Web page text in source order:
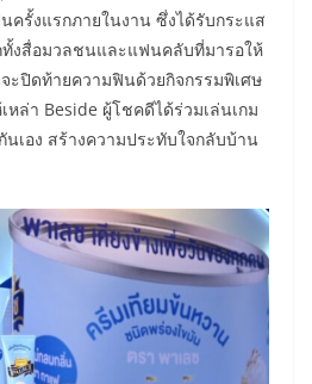
ครั้งแรกภายในงาน ซึ่งได้รับกระแส
งสื่อมวลชนและแฟนคลับที่มารอให้
ะปิดท้ายความฟินด้วยกิจกรรมพิเศษ
ล่า Beside ผู้โชคดีได้ร่วมเล่นเกม
นเอง สร้างความประทับใจกลับบ้าน